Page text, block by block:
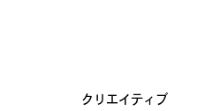
クリエイティブ